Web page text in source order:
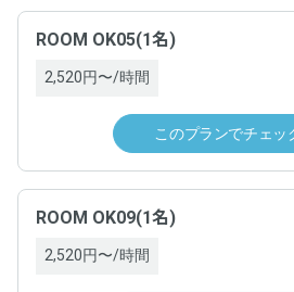
ROOM OK05(1名)
2,520円〜/時間
このプランでチェッ
ROOM OK09(1名)
2,520円〜/時間